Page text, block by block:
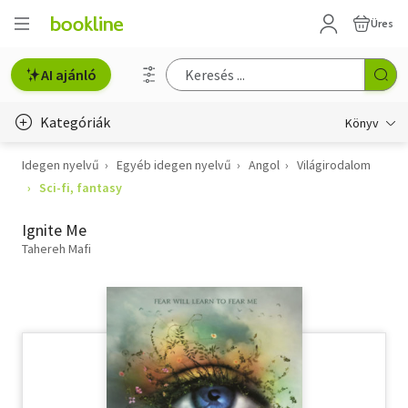
Üres
AI ajánló
Kategóriák Könyv
Életmód, egészség
Gyermek- és ifjúsági
Hobbi, szabadidő
Idegen nyelvű Egyéb idegen nyelvű Angol
Világirodalom
Sci-fi, fantasy
Ignite Me
Tahereh Mafi